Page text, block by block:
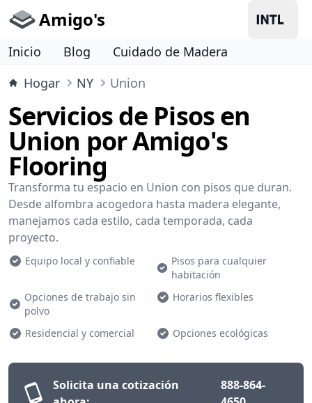
Amigo's
Inicio Blog
Cuidado de Madera
Hogar
NY Union
Servicios de Pisos en
Union por Amigo's
Flooring
Transforma tu espacio en Union con pisos que duran.
Desde alfombra acogedora hasta madera elegante,
manejamos cada estilo, cada temporada, cada
proyecto.
Equipo local y confiable
Pisos para cualquier
habitación
Opciones de trabajo sin
polvo
Horarios flexibles
Residencial y comercial Opciones ecológicas
Solicita una cotización
888-864-